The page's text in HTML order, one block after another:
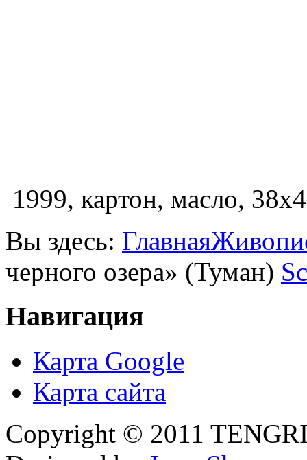
1999, картон, масло,
Вы здесь: Главная
черного озера» (Туман)
Навигация
Карта Google
Карта сайта
Copyright © 2011